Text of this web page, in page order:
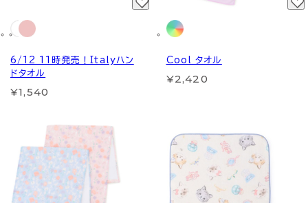
6/12 11時発売！Italyハン
ドタオル
¥1,540
Cool タオル
¥2,420